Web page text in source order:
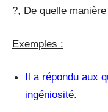
?, De quelle
Exemples :
Il a répondu aux
ingéniosité.